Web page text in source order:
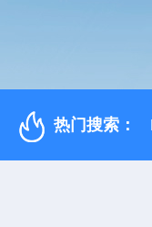
热门搜索：